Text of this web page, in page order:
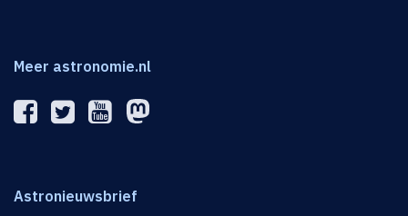
Meer astronomie.nl
Astronieuwsbrief